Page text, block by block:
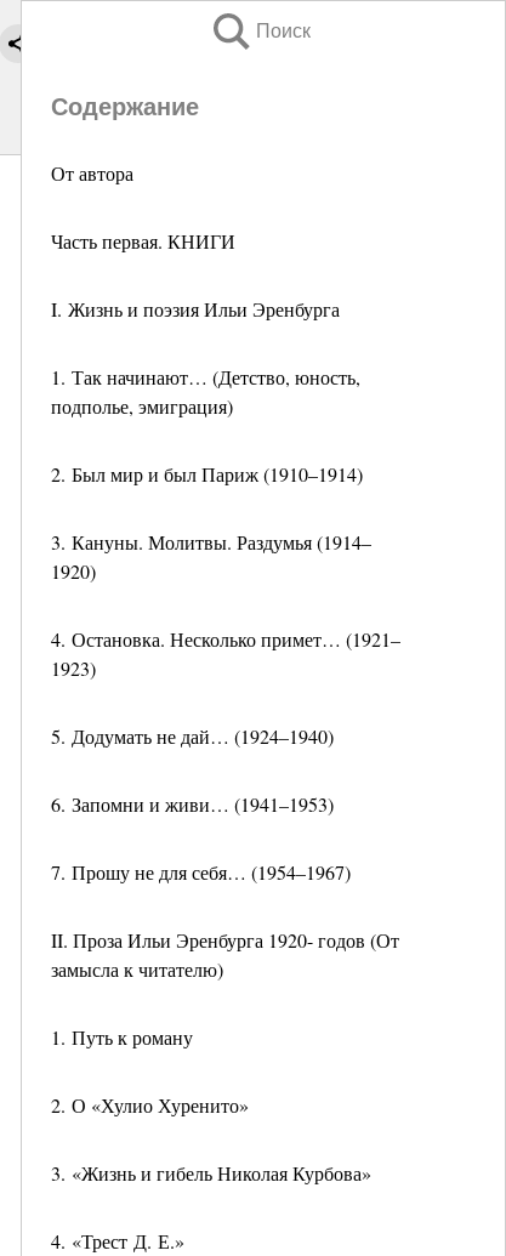
Поиск
Содержание
От автора
Часть первая. КНИГИ
I. Жизнь и поэзия Ильи Эренбурга
1. Так начинают… (Детство, юность,
подполье, эмиграция)
2. Был мир и был Париж (1910–1914)
3. Кануны. Молитвы. Раздумья (1914–
1920)
4. Остановка. Несколько примет… (1921–
1923)
5. Додумать не дай… (1924–1940)
6. Запомни и живи… (1941–1953)
7. Прошу не для себя… (1954–1967)
II. Проза Ильи Эренбурга 1920- годов (От
замысла к читателю)
1. Путь к роману
2. О «Хулио Хуренито»
3. «Жизнь и гибель Николая Курбова»
4. «Трест Д. Е.»